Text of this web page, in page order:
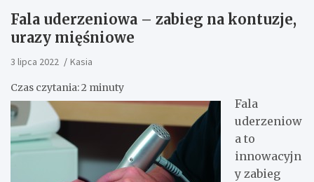
Fala uderzeniowa – zabieg na kontuzje,
urazy mięśniowe
3 lipca 2022 Kasia
Czas czytania:2 minuty
Fala
uderzeniow
a to
innowacyjn
y zabieg